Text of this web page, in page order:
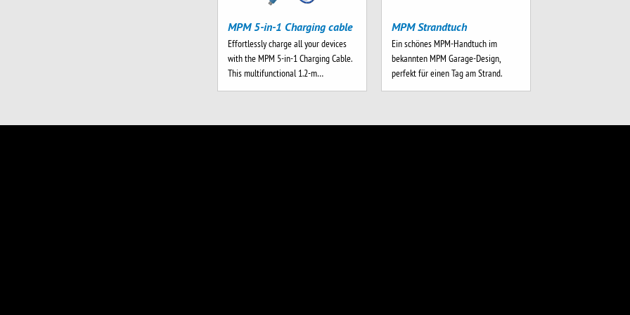
MPM 5-in-1 Charging cable
Effortlessly charge all your devices
with the MPM 5-in-1 Charging Cable.
This multifunctional 1.2-m…
MPM Strandtuch
Ein schönes MPM-Handtuch im
bekannten MPM Garage-Design,
perfekt für einen Tag am Strand.